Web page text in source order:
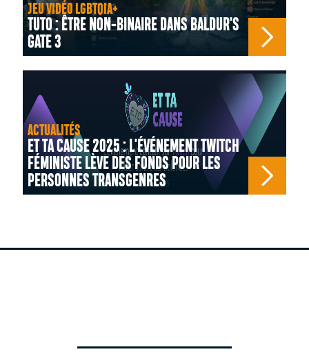
JEU VIDÉO LGBTQIA+
TUTO : ÊTRE NON-BINAIRE DANS BALDUR'S
GATE 3
ACTUALITÉS
ET TA CAUSE 2025 : L'ÉVÉNEMENT TWITCH
FÉMINISTE LÈVE DES FONDS POUR LES
PERSONNES TRANSGENRES